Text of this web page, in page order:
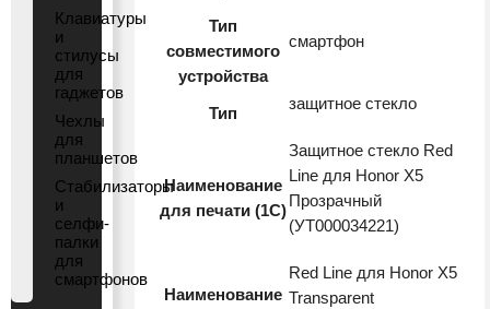
Клавиатуры
и
стилусы
для
гаджетов
Чехлы
для
планшетов
Стабилизаторы
и
селфи-
палки
для
смартфонов
Тип
совместимого
устройства
смартфон
Тип
защитное стекло
Наименование
для печати (1С)
Защитное стекло Red
Line для Honor X5
Прозрачный
(УТ000034221)
Наименование
Red Line для Honor X5
Transparent